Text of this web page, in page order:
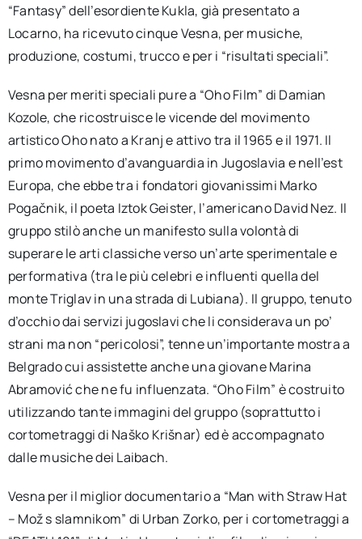
“Fantasy” dell’esordiente Kukla, già presentato a
Locarno, ha ricevuto cinque Vesna, per musiche,
produzione, costumi, trucco e per i “risultati speciali”.
Vesna per meriti speciali pure a “Oho Film” di Damian
Kozole, che ricostruisce le vicende del movimento
artistico Oho nato a Kranj e attivo tra il 1965 e il 1971. Il
primo movimento d’avanguardia in Jugoslavia e nell’est
Europa, che ebbe tra i fondatori giovanissimi Marko
Pogačnik, il poeta Iztok Geister, l’americano David Nez. Il
gruppo stilò anche un manifesto sulla volontà di
superare le arti classiche verso un’arte sperimentale e
performativa (tra le più celebri e influenti quella del
monte Triglav in una strada di Lubiana). Il gruppo, tenuto
d’occhio dai servizi jugoslavi che li considerava un po’
strani ma non “pericolosi”, tenne un’importante mostra a
Belgrado cui assistette anche una giovane Marina
Abramović che ne fu influenzata. “Oho Film” è costruito
utilizzando tante immagini del gruppo (soprattutto i
cortometraggi di Naško Krišnar) ed è accompagnato
dalle musiche dei Laibach.
Vesna per il miglior documentario a “Man with Straw Hat
– Mož s slamnikom” di Urban Zorko, per i cortometraggi a